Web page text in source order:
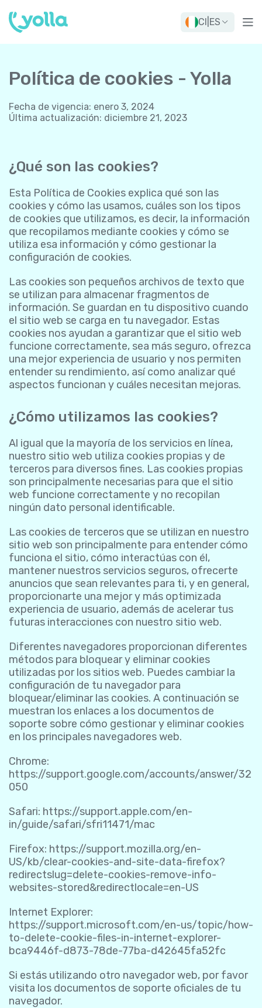
CI ES
Política de cookies - Yolla
Fecha de vigencia: enero 3, 2024
Última actualización: diciembre 21, 2023
¿Qué son las cookies?
Esta Política de Cookies explica qué son las
cookies y cómo las usamos, cuáles son los tipos
de cookies que utilizamos, es decir, la información
que recopilamos mediante cookies y cómo se
utiliza esa información y cómo gestionar la
configuración de cookies.
Las cookies son pequeños archivos de texto que
se utilizan para almacenar fragmentos de
información. Se guardan en tu dispositivo cuando
el sitio web se carga en tu navegador. Estas
cookies nos ayudan a garantizar que el sitio web
funcione correctamente, sea más seguro, ofrezca
una mejor experiencia de usuario y nos permiten
entender su rendimiento, así como analizar qué
aspectos funcionan y cuáles necesitan mejoras.
¿Cómo utilizamos las cookies?
Al igual que la mayoría de los servicios en línea,
nuestro sitio web utiliza cookies propias y de
terceros para diversos fines. Las cookies propias
son principalmente necesarias para que el sitio
web funcione correctamente y no recopilan
ningún dato personal identificable.
Las cookies de terceros que se utilizan en nuestro
sitio web son principalmente para entender cómo
funciona el sitio, cómo interactúas con él,
mantener nuestros servicios seguros, ofrecerte
anuncios que sean relevantes para ti, y en general,
proporcionarte una mejor y más optimizada
experiencia de usuario, además de acelerar tus
futuras interacciones con nuestro sitio web.
Diferentes navegadores proporcionan diferentes
métodos para bloquear y eliminar cookies
utilizadas por los sitios web. Puedes cambiar la
configuración de tu navegador para
bloquear/eliminar las cookies. A continuación se
muestran los enlaces a los documentos de
soporte sobre cómo gestionar y eliminar cookies
en los principales navegadores web.
Chrome:
https://support.google.com/accounts/answer/32
050
Safari: https://support.apple.com/en-
in/guide/safari/sfri11471/mac
Firefox: https://support.mozilla.org/en-
US/kb/clear-cookies-and-site-data-firefox?
redirectslug=delete-cookies-remove-info-
websites-stored&redirectlocale=en-US
Internet Explorer:
https://support.microsoft.com/en-us/topic/how-
to-delete-cookie-files-in-internet-explorer-
bca9446f-d873-78de-77ba-d42645fa52fc
Si estás utilizando otro navegador web, por favor
visita los documentos de soporte oficiales de tu
navegador.